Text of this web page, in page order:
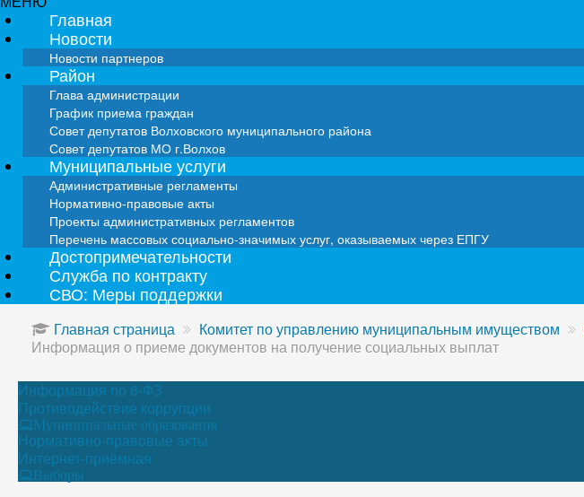
Главная
Новости
Новости партнеров
Район
Глава администрации
График приема граждан
Совет депутатов Волховского муниципального района
Совет депутатов МО г.Волхов
Муниципальные услуги
Административные регламенты
Нормативно-правовые акты
Проекты административных регламентов
Перечень массовых социально-значимых услуг, оказываемых через ЕПГУ
Достопримечательности
Служба по контракту
СВО: Меры поддержки
Главная страница Комитет по управлению муниципальным имуществом
Информация о приеме документов на получение социальных выплат
Информация по 8-ФЗ
Противодействие коррупции
Муниципальные образования
Нормативно-правовые акты
Интернет-приёмная
Выборы